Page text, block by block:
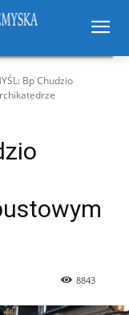
Bp Chudzio
8843